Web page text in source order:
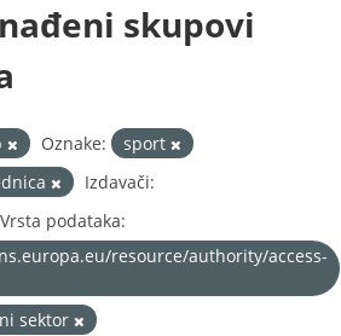
skupovi
Oznake:
sport
Izdavači:
Vrsta podataka:
resource/authority/access-
sektor